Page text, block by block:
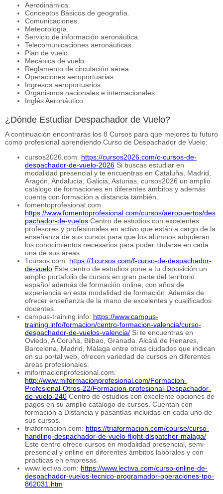
Aerodinámica.
Conceptos Básicos de geografía.
Comunicaciones.
Meteorología.
Servicio de información aeronáutica.
Telecomunicaciones aeronáuticas.
Plan de vuelo.
Mecánica de vuelo.
Reglamento de circulación aérea.
Operaciones aeroportuarias.
Ingresos aeroportuarios.
Organismos nacionales e internacionales.
Inglés Aeronáutico.
¿Dónde Estudiar Despachador de Vuelo?
A continuación encontrarás los 8 Cursos para que mejores tu futuro
como profesional aprendiendo Curso de Despachador de Vuelo:
cursos2026.com: https://cursos2026.com/c-cursos-de-
despachador-de-vuelo-2026 Si buscas estudiar en
modalidad presencial y te encuentras en Cataluña, Madrid,
Aragón, Andalucía, Galicia, Asturias, cursos2026 un amplio
catálogo de formaciones en diferentes ámbitos y además
cuenta con formación a distancia también.
fomentoprofesional.com:
https://www.fomentoprofesional.com/cursos/aeropuertos/des
pachador-de-vuelos Centro de estudios con excelentes
profesores y profesionales en activo que están a cargo de la
enseñanza de sus cursos para que los alumnos adquieran
los conocimientos necesarios para poder titularse en cada
una de sus áreas.
1cursos.com: https://1cursos.com/f-curso-de-despachador-
de-vuelo Este centro de estudios pone a tu disposición un
amplio portafolio de cursos en gran parte del territorio
español además de formación online, con años de
experiencia en esta modalidad de formación. Además de
ofrecer enseñanza de la mano de excelentes y cualificados
docentes.
campus-training.info: https://www.campus-
training.info/formacion/centro-formacion-valencia/curso-
despachador-de-vuelos-valencia/ Si te encuentras en
Oviedo, A Coruña, Bilbao, Granada. Alcalá de Henares,
Barcelona, Madrid, Málaga entre otras ciudades que indican
en su portal web, ofrecen variedad de cursos en diferentes
áreas profesionales.
miformacionprofesional.com:
http://www.miformacionprofesional.com/Formacion-
Profesional-Otros-22/Formacion-profesional-Despachador-
de-vuelo-240 Centro de estudios con excelente opciones de
pagos en su amplio catálogo de cursos. Cuentan con
formación a Distancia y pasantías incluidas en cada uno de
sus cursos.
triaformacion.com: https://triaformacion.com/course/curso-
handling-despachador-de-vuelo-flight-dispatcher-malaga/
Este centro ofrece cursos en modalidad presencial, semi-
presencial y online en diferentes ámbitos laborales y con
prácticas en empresas.
www.lectiva.com: https://www.lectiva.com/curso-online-de-
despachador-vuelos-tecnico-programador-operaciones-tpo-
862031.htm